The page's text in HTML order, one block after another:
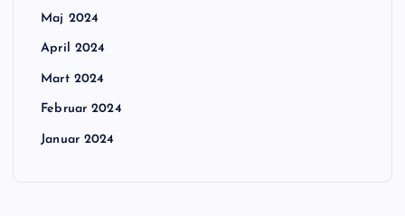
Maj 2024
April 2024
Mart 2024
Februar 2024
Januar 2024